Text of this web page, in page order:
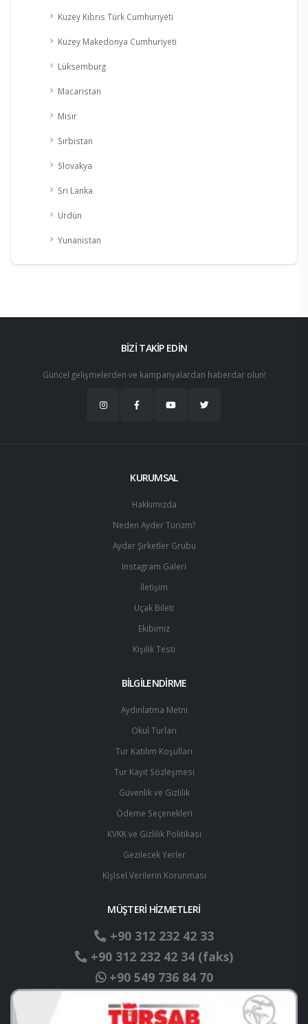
Kuzey Kıbrıs Türk Cumhuriyeti
Kuzey Makedonya Cumhuriyeti
Lüksemburg
Macaristan
Mısır
Sırbistan
Slovakya
Sri Lanka
Ürdün
Yunanistan
BİZİ TAKİP EDİN
Güncel gelişmelerden ve kampanyalardan haberdar olun!
KURUMSAL
Hakkımızda
Neden Ayder Turizm?
Ayder Şirketler Grubu
Instagram Galeri
İletişim
Uçak Bileti
Ekibimiz
Kişilik Testi
BİLGİLENDİRME
Aydınlatma Metni
Okul Turları
Tur Katılım Koşulları
Tur Kayıt Sözleşmesi
Güvenlik ve Gizlilik
Ödeme Seçenekleri
KVKK ve Gizlilik Politikası
Gezilecek Yerler
Ki̇şi̇sel Verilerin Korunması
MÜŞTERİ HİZMETLERİ
+90 312 232 42 33
+90 312 232 42 34 (faks)
+90 549 736 84 70